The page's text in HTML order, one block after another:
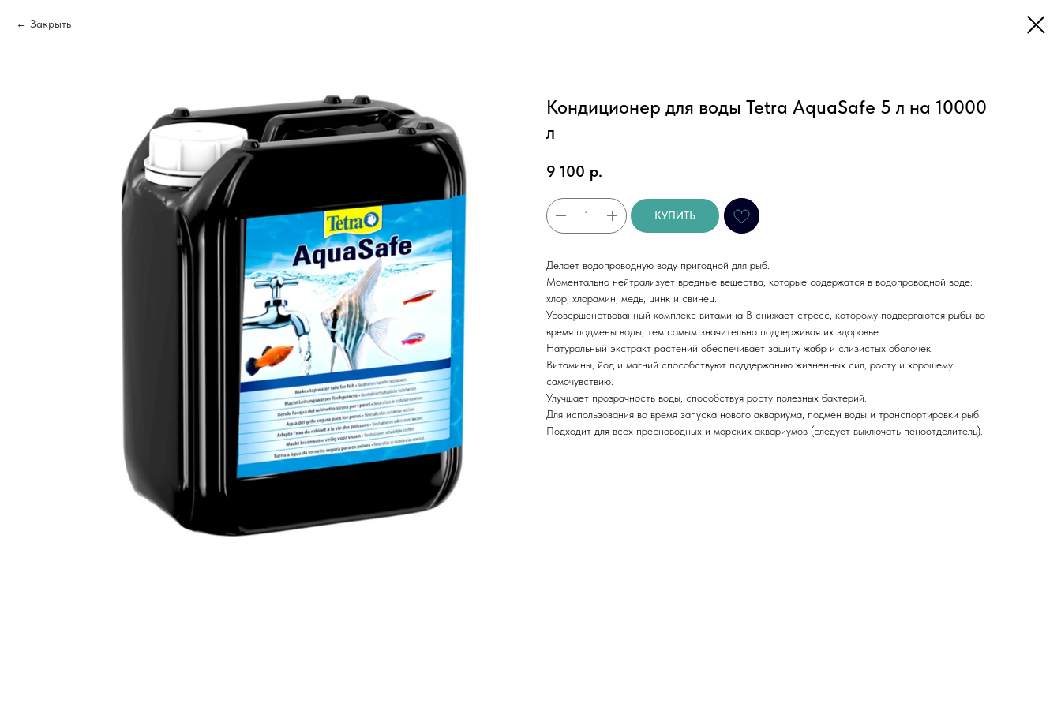
Закрыть
Кондиционер для воды Tetra AquaSafe 5 л на 10000
л
9 100 р.
КУПИТЬ
Делает водопроводную воду пригодной для рыб.
Моментально нейтрализует вредные вещества, которые содержатся в водопроводной воде:
хлор, хлорамин, медь, цинк и свинец.
Усовершенствованный комплекс витамина В снижает стресс, которому подвергаются рыбы во
время подмены воды, тем самым значительно поддерживая их здоровье.
Натуральный экстракт растений обеспечивает защиту жабр и слизистых оболочек.
Витамины, йод и магний способствуют поддержанию жизненных сил, росту и хорошему
самочувствию.
Улучшает прозрачность воды, способствуя росту полезных бактерий.
Для использования во время запуска нового аквариума, подмен воды и транспортировки рыб.
Подходит для всех пресноводных и морских аквариумов (следует выключать пеноотделитель).